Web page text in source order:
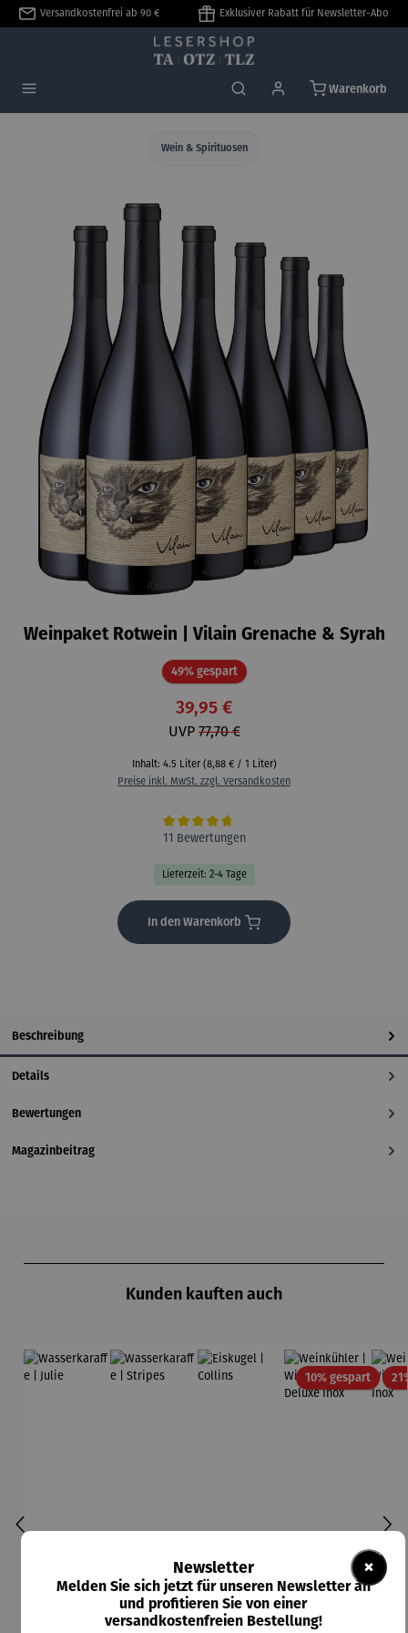
springen
Versandkostenfrei ab 90 € Exklusiver Rabatt für Newsletter-Abo
Warenkorb
Wein & Spirituosen
Bildergalerie überspringen
Weinpaket Rotwein | Vilain Grenache & Syrah
49% gespartRabatt
39,95 €
UVP77,70 €
Inhalt: 4.5 Liter (8,88 € / 1 Liter)
Preise inkl. MwSt. zzgl. Versandkosten
Durchschnittliche Bewertung von 4.8 von 5 Sternen
11 Bewertungen
Lieferzeit: 2-4 Tage
In den Warenkorb
Beschreibung
Details
Bewertungen
Magazinbeitrag
Kunden kauften auch
10% gespartRabatt
×
Newsletter
Melden Sie sich jetzt für unseren Newsletter an
und profitieren Sie von einer
versandkostenfreien Bestellung!